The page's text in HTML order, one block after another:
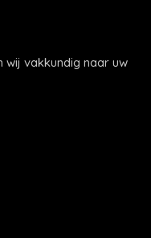
vakkundig naar uw